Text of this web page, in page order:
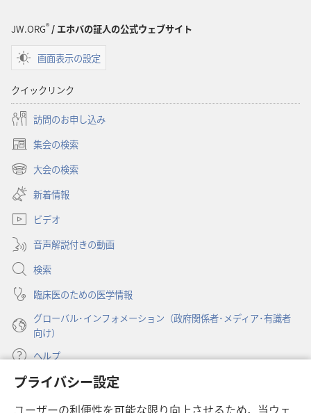
プライバシー設定
ユーザーの利便性を可能な限り向上させるため，当ウェ
JW.ORG®/ エホバの証人の公式ウェブサイト
画面表示の設定
クイックリンク
訪問のお申し込み
集会の検索
（新
し
タ
で
開
く）
大会の検索
（新
し
い
タ
ブ
で
開
く）
新着情報
ビデオ
音声解説付きの動画
検索
臨床医のための医学情報
グローバル･インフォメーション（政府関係者･メディア･有識者
向け）
ヘルプ
寄付